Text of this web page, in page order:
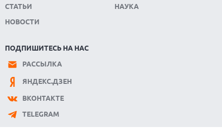
СТАТЬИ
НОВОСТИ
НАУКА
ПОДПИШИТЕСЬ НА НАС
РАССЫЛКА
ЯНДЕКС.ДЗЕН
ВКОНТАКТЕ
TELEGRAM